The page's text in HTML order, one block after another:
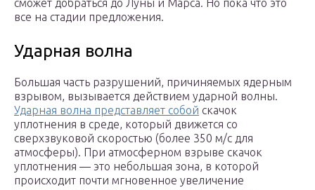
сможет добраться до Луны и Марса. Но пока что это
все на стадии предложения.
Ударная волна
Большая часть разрушений, причиняемых ядерным
взрывом, вызывается действием ударной волны.
Ударная волна представляет собой скачок
уплотнения в среде, который движется со
сверхзвуковой скоростью (более 350 м/с для
атмосферы). При атмосферном взрыве скачок
уплотнения — это небольшая зона, в которой
происходит почти мгновенное увеличение